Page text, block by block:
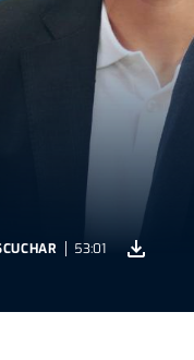
53:01